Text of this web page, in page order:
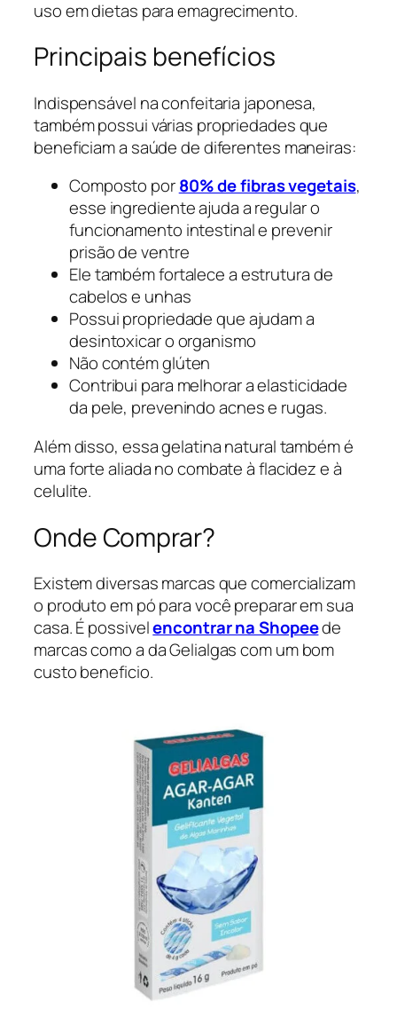
uso em dietas para emagrecimento.
Principais benefícios
Indispensável na confeitaria japonesa,
também possui várias propriedades que
beneficiam a saúde de diferentes maneiras:
Composto por80% de fibras vegetais,
esse ingrediente ajuda a regular o
funcionamento intestinal e prevenir
prisão de ventre
Ele também fortalece a estrutura de
cabelos e unhas
Possui propriedade que ajudam a
desintoxicar o organismo
Não contém glúten
Contribui para melhorar a elasticidade
da pele, prevenindo acnes e rugas.
Além disso, essa gelatina natural também é
uma forte aliada no combate à flacidez e à
celulite.
Onde Comprar?
Existem diversas marcas que comercializam
o produto em pó para você preparar em sua
casa. É possivelencontrar na Shopeede
marcas como a da Gelialgas com um bom
custo beneficio.